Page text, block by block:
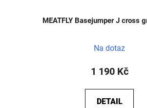
MEATFLY Basejumper J cross
Na dotaz
1 190 Kč
DETAIL